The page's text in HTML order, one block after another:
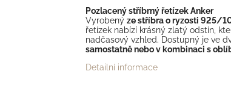
Pozlacený stříbrný řetízek Anker
Vyrobený ze stříbra o ryzosti 925/
řetízek nabízí krásný zlatý odstín,
nadčasový vzhled. Dostupný je ve
samostatně nebo v kombinaci s
Detailní informace